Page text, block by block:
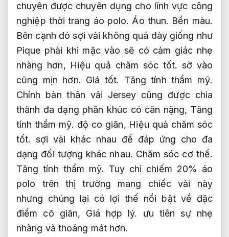
chuyên được chuyên dụng cho lĩnh vực công
nghiệp thời trang áo polo. Áo thun. Bền màu.
Bên cạnh đó sợi vải không quá dày giống như
Pique phải khi mặc vào sẽ có cảm giác nhẹ
nhàng hơn, Hiệu quả chăm sóc tốt. sờ vào
cũng mịn hơn. Giá tốt.
Tăng tính thẩm mỹ.
Chính bản thân vải Jersey cũng được chia
thành đa dạng phân khúc có cân nặng, Tăng
tính thẩm mỹ. độ co giãn, Hiệu quả chăm sóc
tốt. sợi vải khác nhau để đáp ứng cho đa
dạng đối tượng khác nhau. Chăm sóc cơ thể.
Tăng tính thẩm mỹ. Tuy chỉ chiếm 20% áo
polo trên thị trường mang chiếc vải này
nhưng chúng lại có lợi thế nổi bật về đặc
điểm cõ giãn, Giá hợp lý.
ưu tiên sự nhẹ
nhàng và thoáng mát hơn.